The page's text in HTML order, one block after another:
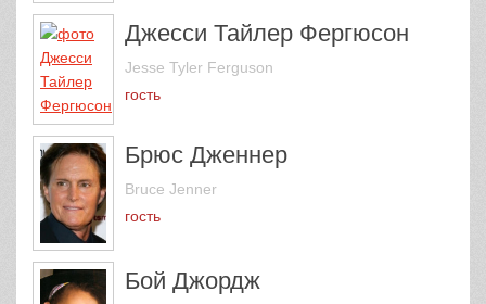
Джесси Тайлер Фергюсон
Jesse Tyler Ferguson
гость
Брюс Дженнер
Bruce Jenner
гость
Бой Джордж